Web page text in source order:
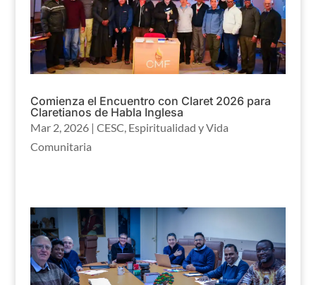
Comienza el Encuentro con Claret 2026 para
Claretianos de Habla Inglesa
Mar 2, 2026| CESC, Espiritualidad y Vida
Comunitaria